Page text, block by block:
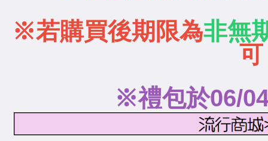
※若購買後期限為非無
可
※禮包於06/